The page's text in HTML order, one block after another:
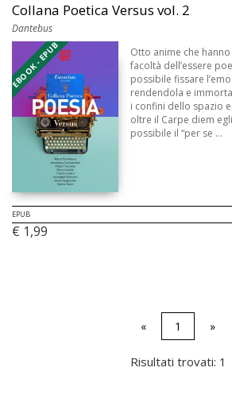
Collana Poetica Versus vol. 2
Dantebus
EBOOK - EPUB
Otto anime che
facoltà dell’essere
possibile fissare
rendendola e
i confini dello spazio
oltre il Carpe diem
possibile il “per se ...
EPUB
€ 1,99
« 1 »
Risultati trovati: 1